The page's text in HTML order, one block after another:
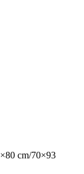
cm/70×93